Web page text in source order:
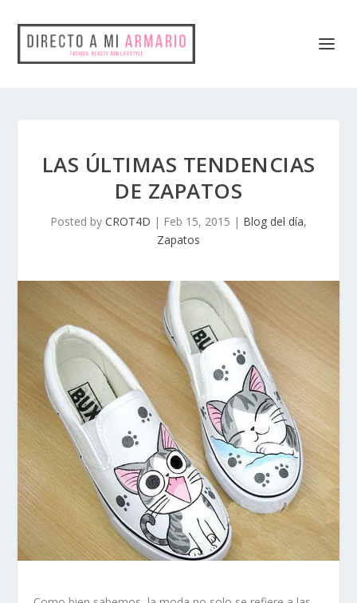
LAS ÚLTIMAS TENDENCIAS
DE ZAPATOS
Posted by CROT4D | Feb 15, 2015 | Blog del día,
Zapatos